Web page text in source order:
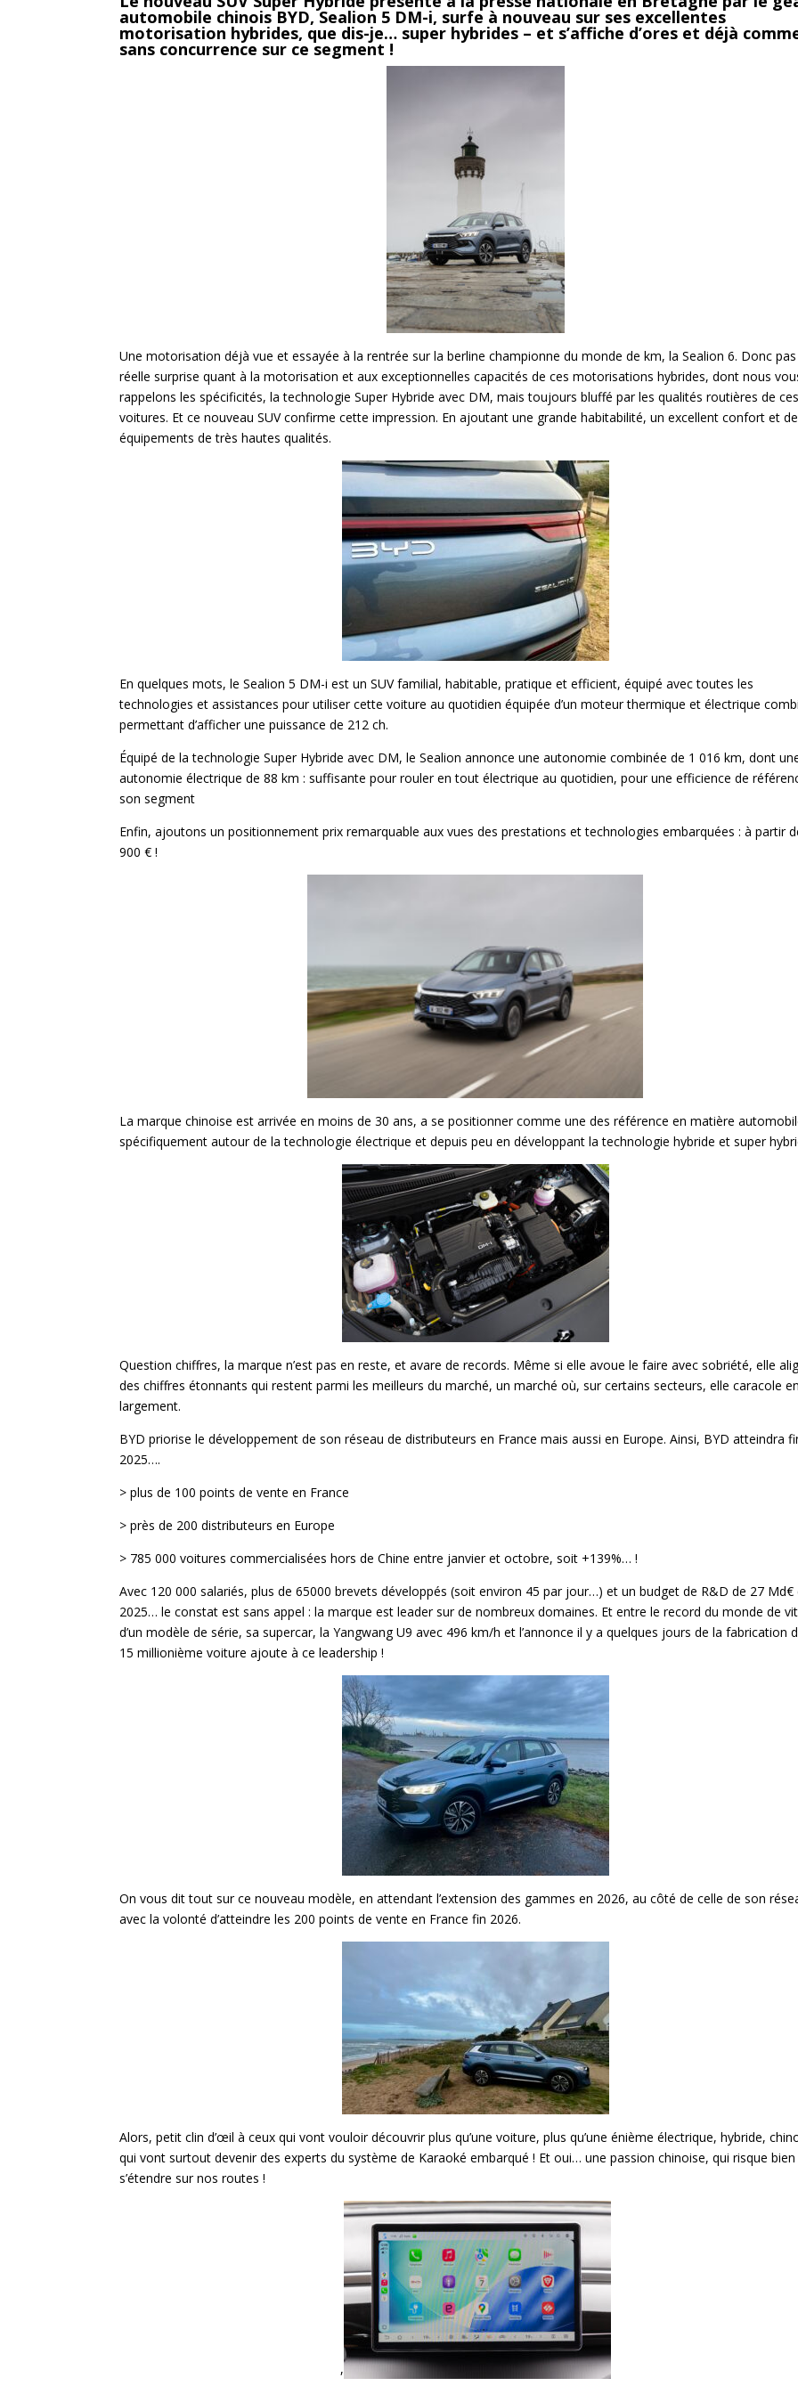
automobile chinois BYD, Sealion 5 DM-i, surfe à nouveau sur ses excellentes
motorisation hybrides, que dis-je… super hybrides – et s’affiche d’ores et déjà
sans concurrence sur ce segment !
Une motorisation déjà vue et essayée à la rentrée sur la berline championne du monde de km, la Sealion 6. Donc
réelle surprise quant à la motorisation et aux exceptionnelles capacités de ces motorisations hybrides, dont nous
rappelons les spécificités, la technologie Super Hybride avec DM, mais toujours bluffé par les qualités routières de ces
voitures. Et ce nouveau SUV confirme cette impression. En ajoutant une grande habitabilité, un excellent confort et
équipements de très hautes qualités.
En quelques mots, le Sealion 5 DM-i est un SUV familial, habitable, pratique et efficient, équipé avec toutes les
technologies et assistances pour utiliser cette voiture au quotidien équipée d’un moteur thermique et électrique
permettant d’afficher une puissance de 212 ch.
Équipé de la technologie Super Hybride avec DM, le Sealion annonce une autonomie combinée de 1 016 km, dont
autonomie électrique de 88 km : suffisante pour rouler en tout électrique au quotidien, pour une efficience de
son segment
Enfin, ajoutons un positionnement prix remarquable aux vues des prestations et technologies embarquées : à partir
900 € !
La marque chinoise est arrivée en moins de 30 ans, a se positionner comme une des référence en matière
spécifiquement autour de la technologie électrique et depuis peu en développant la technologie hybride et super
Question chiffres, la marque n’est pas en reste, et avare de records. Même si elle avoue le faire avec sobriété, elle
des chiffres étonnants qui restent parmi les meilleurs du marché, un marché où, sur certains secteurs, elle caracole
largement.
BYD priorise le développement de son réseau de distributeurs en France mais aussi en Europe. Ainsi, BYD atteindra
2025….
> plus de 100 points de vente en France
> près de 200 distributeurs en Europe
> 785 000 voitures commercialisées hors de Chine entre janvier et octobre, soit +139%… !
Avec 120 000 salariés, plus de 65000 brevets développés (soit environ 45 par jour…) et un budget de R&D de 27 Md€
2025… le constat est sans appel : la marque est leader sur de nombreux domaines. Et entre le record du monde de
d’un modèle de série, sa supercar, la Yangwang U9 avec 496 km/h et l’annonce il y a quelques jours de la fabrication
15 millionième voiture ajoute à ce leadership !
On vous dit tout sur ce nouveau modèle, en attendant l’extension des gammes en 2026, au côté de celle de son
avec la volonté d’atteindre les 200 points de vente en France fin 2026.
Alors, petit clin d’œil à ceux qui vont vouloir découvrir plus qu’une voiture, plus qu’une énième électrique, hybride,
qui vont surtout devenir des experts du système de Karaoké embarqué ! Et oui… une passion chinoise, qui risque bien
s’étendre sur nos routes !
,